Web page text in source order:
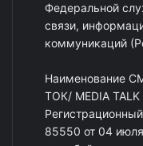
Федеральной
связи,
коммуникаций
Наименование
ТОК/ MEDIA TALK
85550 от 04